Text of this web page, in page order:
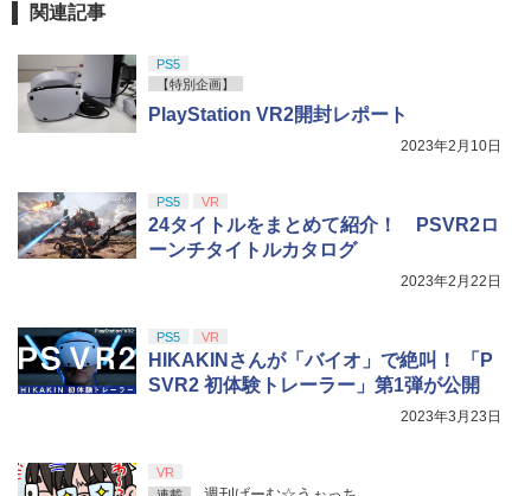
関連記事
PS5
【特別企画】
PlayStation VR2開封レポート
2023年2月10日
PS5 VR
24タイトルをまとめて紹介！ PSVR2ロ
ーンチタイトルカタログ
2023年2月22日
PS5 VR
HIKAKINさんが「バイオ」で絶叫！ 「P
SVR2 初体験トレーラー」第1弾が公開
2023年3月23日
VR